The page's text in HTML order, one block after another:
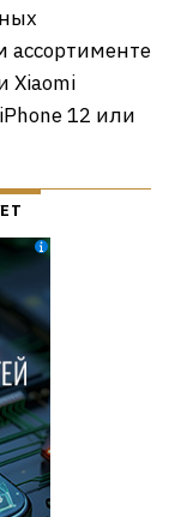
ассортименте
Xiaomi
12 или